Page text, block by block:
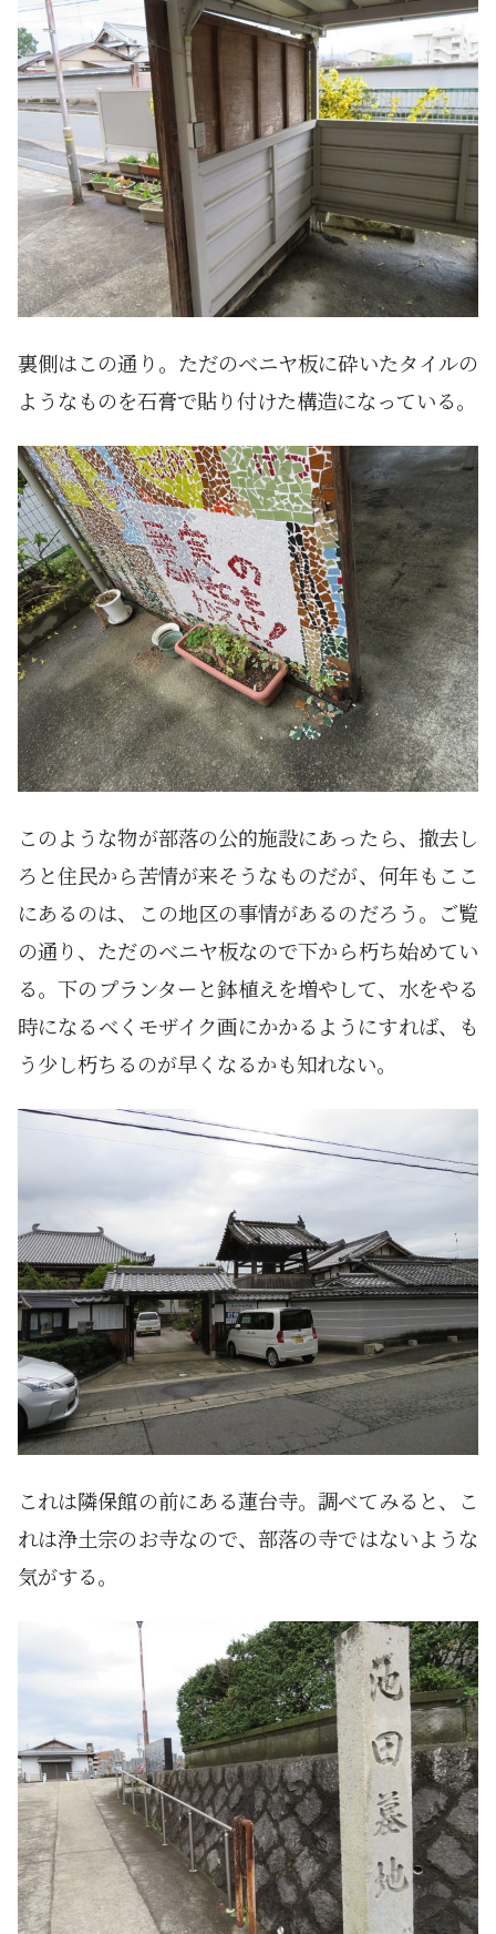
裏側はこの通り。ただのベニヤ板に砕いたタイルの
ようなものを石膏で貼り付けた構造になっている。
このような物が部落の公的施設にあったら、撤去し
ろと住民から苦情が来そうなものだが、何年もここ
にあるのは、この地区の事情があるのだろう。ご覧
の通り、ただのベニヤ板なので下から朽ち始めてい
る。下のプランターと鉢植えを増やして、水をやる
時になるべくモザイク画にかかるようにすれば、も
う少し朽ちるのが早くなるかも知れない。
これは隣保館の前にある蓮台寺。調べてみると、こ
れは浄土宗のお寺なので、部落の寺ではないような
気がする。